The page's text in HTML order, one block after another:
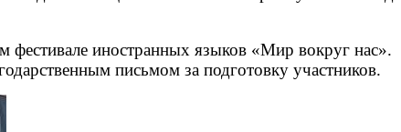
иностранных языков «Мир вокруг нас».
письмом за подготовку участников.